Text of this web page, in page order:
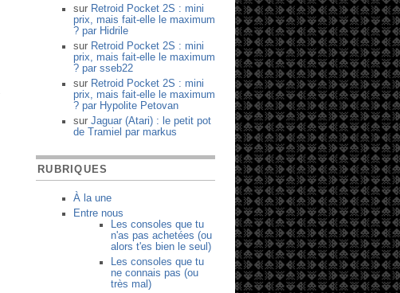
sur Retroid Pocket 2S : mini
prix, mais fait-elle le maximum
? par Hidrile
sur Retroid Pocket 2S : mini
prix, mais fait-elle le maximum
? par sseb22
sur Retroid Pocket 2S : mini
prix, mais fait-elle le maximum
? par Hypolite Petovan
sur Jaguar (Atari) : le petit pot
de Tramiel par markus
RUBRIQUES
À la une
Entre nous
Les consoles que tu
n'as pas achetées (ou
alors t'es bien le seul)
Les consoles que tu
ne connais pas (ou
très mal)